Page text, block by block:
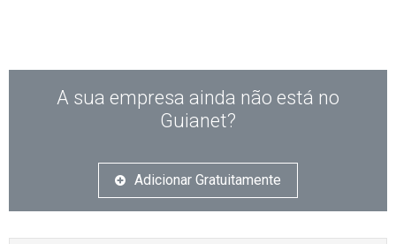
A sua empresa ainda não está no
Guianet?
Adicionar Gratuitamente